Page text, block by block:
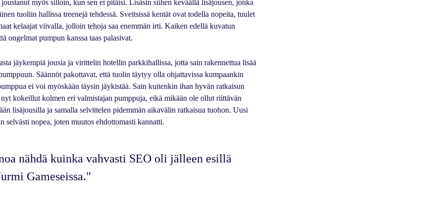
myös silloin, kun sen ei pitäisi. Lisäsin siihen keväällä lisäjousen, jonka
tuoliin hallissa treenejä tehdessä. Sveitsissä kentät ovat todella nopeita, tuulet
kelaajat viivalla, jolloin tehoja saa enemmän irti. Kaiken edellä kuvatun
ongelmat pumpun kanssa taas palasivat.
jäykempiä jousia ja virittelin hotellin parkkihallissa, jotta sain rakennettua lisää
Säännöt pakottavat, että tuolin täytyy olla ohjattavissa kumpaankin
ei voi myöskään täysin jäykistää. Sain kuitenkin ihan hyvän ratkaisun
kokeillut kolmen eri valmistajan pumppuja, eikä mikään ole ollut riittävän
lisäjousilla ja samalla selvittelen pidemmän aikavälin ratkaisua tuohon. Uusi
selvästi nopea, joten muutos ehdottomasti kannatti.
nähdä kuinka vahvasti SEO oli jälleen esillä
Gameseissa."